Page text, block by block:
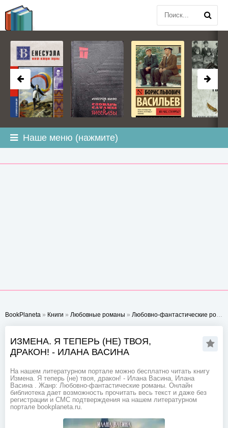
Наше меню (нажмите)
BookPlaneta » Книги » Любовные романы » Любовно-фантастические романы
ИЗМЕНА. Я ТЕПЕРЬ (НЕ) ТВОЯ,
ДРАКОН! - ИЛАНА ВАСИНА
На нашем литературном портале можно бесплатно читать книгу
Измена. Я теперь (не) твоя, дракон! - Илана Васина, Илана
Васина . Жанр: Любовно-фантастические романы. Онлайн
библиотека дает возможность прочитать весь текст и даже без
регистрации и СМС подтверждения на нашем литературном
портале bookplaneta.ru.
BOOKPLANETA.COM